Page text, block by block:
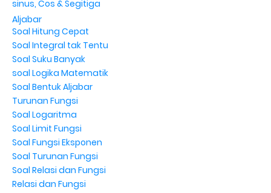
sinus, Cos & Segitiga
Aljabar
Soal Hitung Cepat
Soal Integral tak Tentu
Soal Suku Banyak
soal Logika Matematik
Soal Bentuk Aljabar
Turunan Fungsi
Soal Logaritma
Soal Limit Fungsi
Soal Fungsi Eksponen
Soal Turunan Fungsi
Soal Relasi dan Fungsi
Relasi dan Fungsi